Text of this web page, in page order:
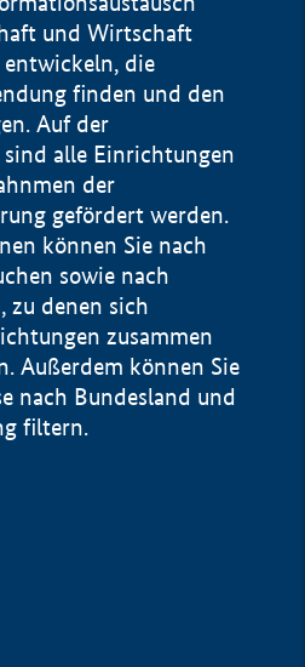
und Wirtschaft
entwickeln, die
finden und den
Auf der
alle Einrichtungen
der
gefördert werden.
können Sie nach
sowie nach
zu denen sich
zusammen
Außerdem können Sie
nach Bundesland und
filtern.